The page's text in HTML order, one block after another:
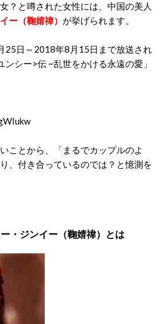
？と噂された女性には、中国の美人
ー（鞠婧禕） が挙げられます。
25日～2018年8月15日まで放送され
シー>伝 ~乱世をかける永遠の愛」
ことから、「まるでカップルのよ
、付き合っているのでは？と憶測を
・ジンイー（鞠婧禕）とは